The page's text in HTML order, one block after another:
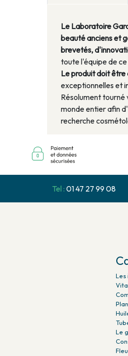
Le Laboratoire
beauté anciens et
brevetés,
toute l'équipe de
Le produit doit
exceptionnelles et
Résolument tourné
monde entier afin
recherche
Tel : 01 47 27 99 08
Les
Le